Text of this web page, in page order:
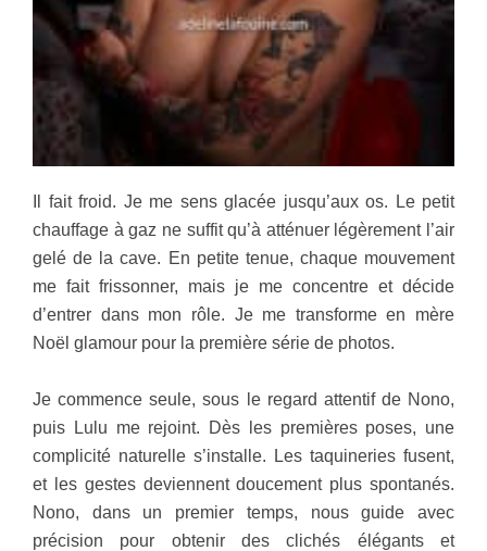
Il fait froid. Je me sens glacée jusqu’aux os. Le petit
chauffage à gaz ne suffit qu’à atténuer légèrement l’air
gelé de la cave. En petite tenue, chaque mouvement
me fait frissonner, mais je me concentre et décide
d’entrer dans mon rôle. Je me transforme en mère
Noël glamour pour la première série de photos.
Je commence seule, sous le regard attentif de Nono,
puis Lulu me rejoint. Dès les premières poses, une
complicité naturelle s’installe. Les taquineries fusent,
et les gestes deviennent doucement plus spontanés.
Nono, dans un premier temps, nous guide avec
précision pour obtenir des clichés élégants et